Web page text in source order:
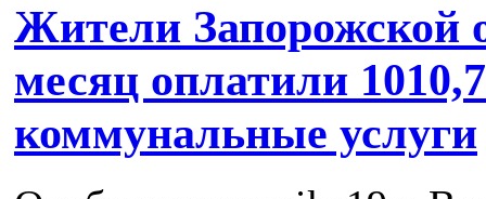
Жители Запорожской
месяц оплатили
коммунальные услуги